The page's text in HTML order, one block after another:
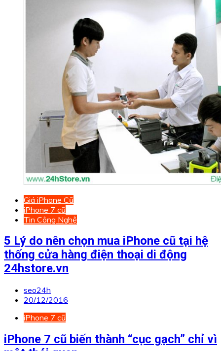
Giá iPhone Cũ
iPhone 7 cũ
Tin Công Nghệ
5 Lý do nên chọn mua iPhone cũ tại hệ
thống cửa hàng điện thoại di động
24hstore.vn
seo24h
20/12/2016
iPhone 7 cũ
iPhone 7 cũ biến thành “cục gạch” chỉ vì